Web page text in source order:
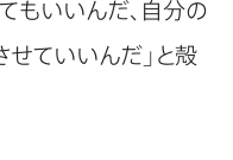
もいいんだ、自分の
せていいんだ」と殻